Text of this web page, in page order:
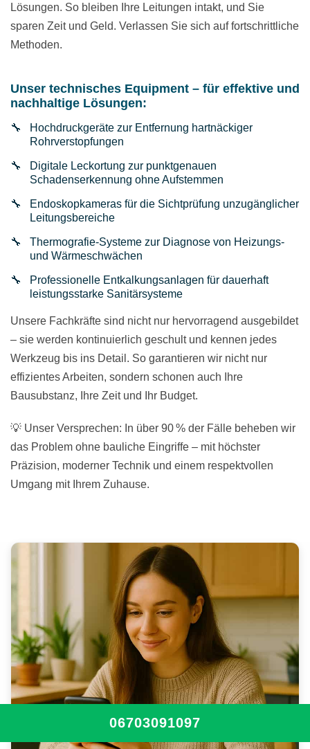
Lösungen. So bleiben Ihre Leitungen intakt, und Sie
sparen Zeit und Geld. Verlassen Sie sich auf fortschrittliche
Methoden.
Unser technisches Equipment – für effektive und
nachhaltige Lösungen:
Hochdruckgeräte zur Entfernung hartnäckiger
Rohrverstopfungen
Digitale Leckortung zur punktgenauen
Schadenserkennung ohne Aufstemmen
Endoskopkameras für die Sichtprüfung unzugänglicher
Leitungsbereiche
Thermografie-Systeme zur Diagnose von Heizungs-
und Wärmeschwächen
Professionelle Entkalkungsanlagen für dauerhaft
leistungsstarke Sanitärsysteme
Unsere Fachkräfte sind nicht nur hervorragend ausgebildet
– sie werden kontinuierlich geschult und kennen jedes
Werkzeug bis ins Detail. So garantieren wir nicht nur
effizientes Arbeiten, sondern schonen auch Ihre
Bausubstanz, Ihre Zeit und Ihr Budget.
💡 Unser Versprechen: In über 90 % der Fälle beheben wir
das Problem ohne bauliche Eingriffe – mit höchster
Präzision, moderner Technik und einem respektvollen
Umgang mit Ihrem Zuhause.
06703091097